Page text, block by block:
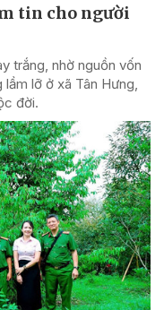
tin cho người
trắng, nhờ nguồn vốn
lỡ ở xã Tân Hưng,
đời.